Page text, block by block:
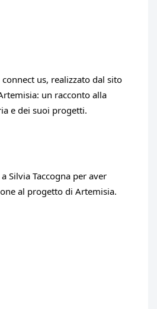
us, realizzato dal sito
un racconto alla
e dei suoi progetti.
Silvia Taccogna per aver
al progetto di Artemisia.